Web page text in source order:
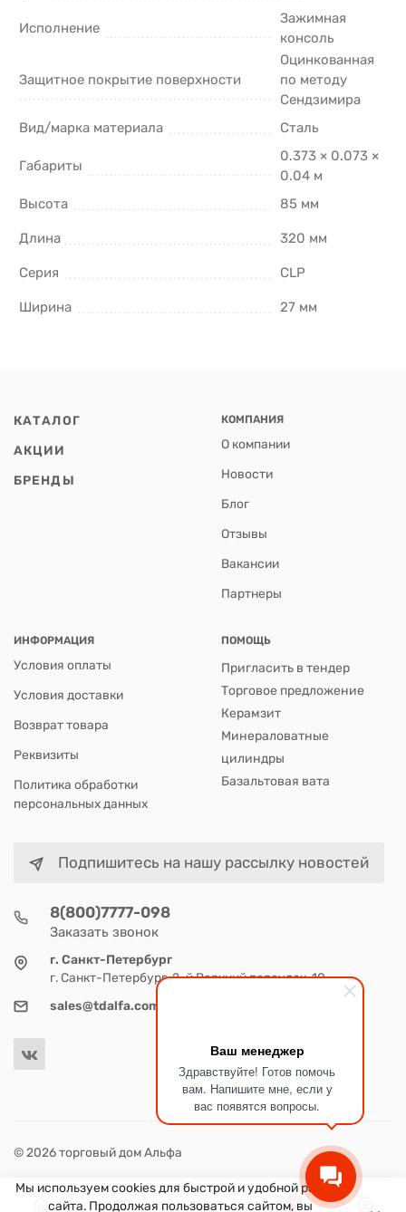
Ваш менеджер
Здравствуйте! Готов помочь
вам. Напишите мне, если у
вас появятся вопросы.
Исполнение
Зажимная
консоль
Защитное покрытие поверхности
Оцинкованная
по методу
Сендзимира
Вид/марка материала
Сталь
Габариты
0.373 × 0.073 ×
0.04 м
Высота
85 мм
Длина 320 мм
Серия CLP
Ширина 27 мм
КАТАЛОГ
АКЦИИ
БРЕНДЫ
КОМПАНИЯ
О компании
Новости
Блог
Отзывы
Вакансии
Партнеры
ИНФОРМАЦИЯ
Условия оплаты
Условия доставки
Возврат товара
Реквизиты
Политика обработки
персональных данных
ПОМОЩЬ
Пригласить в тендер
Торговое предложение
Керамзит
Минераловатные
цилиндры
Базальтовая вата
Подпишитесь на нашу рассылку новостей
8(800)7777-098
Заказать звонок
г. Санкт-Петербург
г. Санкт-Петербург, 2-й Верхний переулок, 10
sales@tdalfa.com
© 2026 торговый дом Альфа
Мы используем cookies для быстрой и удобной работы
сайта. Продолжая пользоваться сайтом, вы
0